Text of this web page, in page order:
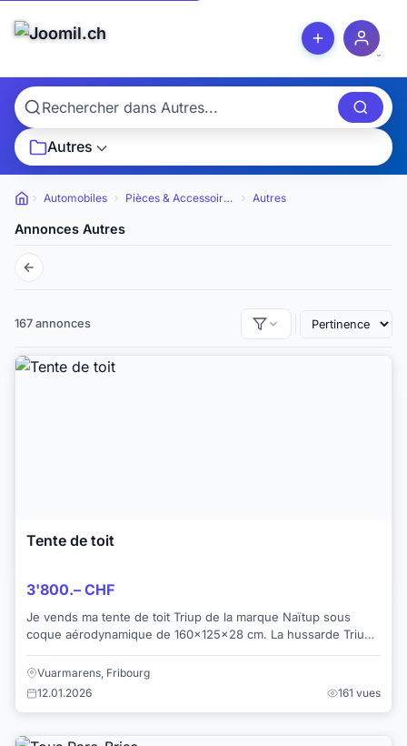
Autres
Petites annonces
Automobiles Pièces & Accessoires Autres
Annonces Autres
167 annonces
Tente de toit
3'800.– CHF
Je vends ma tente de toit Triup de la marque Naïtup sous
coque aérodynamique de 160x125x28 cm. La hussarde Triup
Vuarmarens, Fribourg
12.01.2026
161 vues